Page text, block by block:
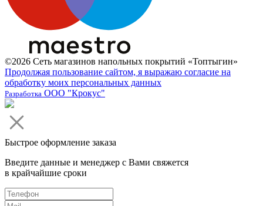
©2026 Сеть магазинов напольных покрытий «Топтыгин»
Продолжая пользование сайтом, я выражаю согласие на
обработку моих персональных данных
Разработка ООО "Крокус"
Быстрое оформление заказа
Введите данные и менеджер с Вами свяжется
в крайчайшие сроки